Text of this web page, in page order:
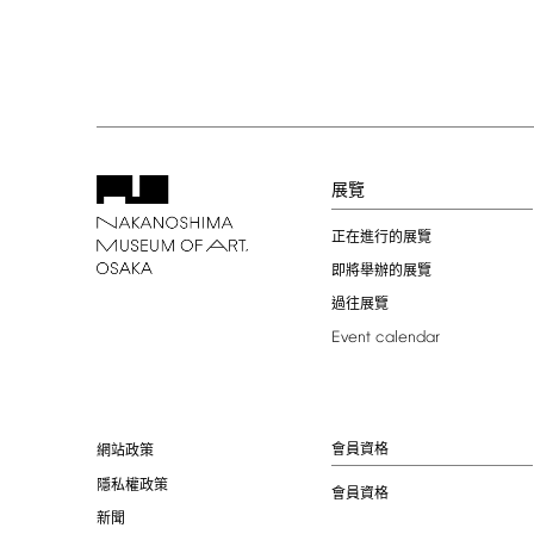
展覽
正在進行的展覽
即將舉辦的展覽
過往展覽
Event calendar
網站政策
隱私權政策
新聞
會員資格
會員資格